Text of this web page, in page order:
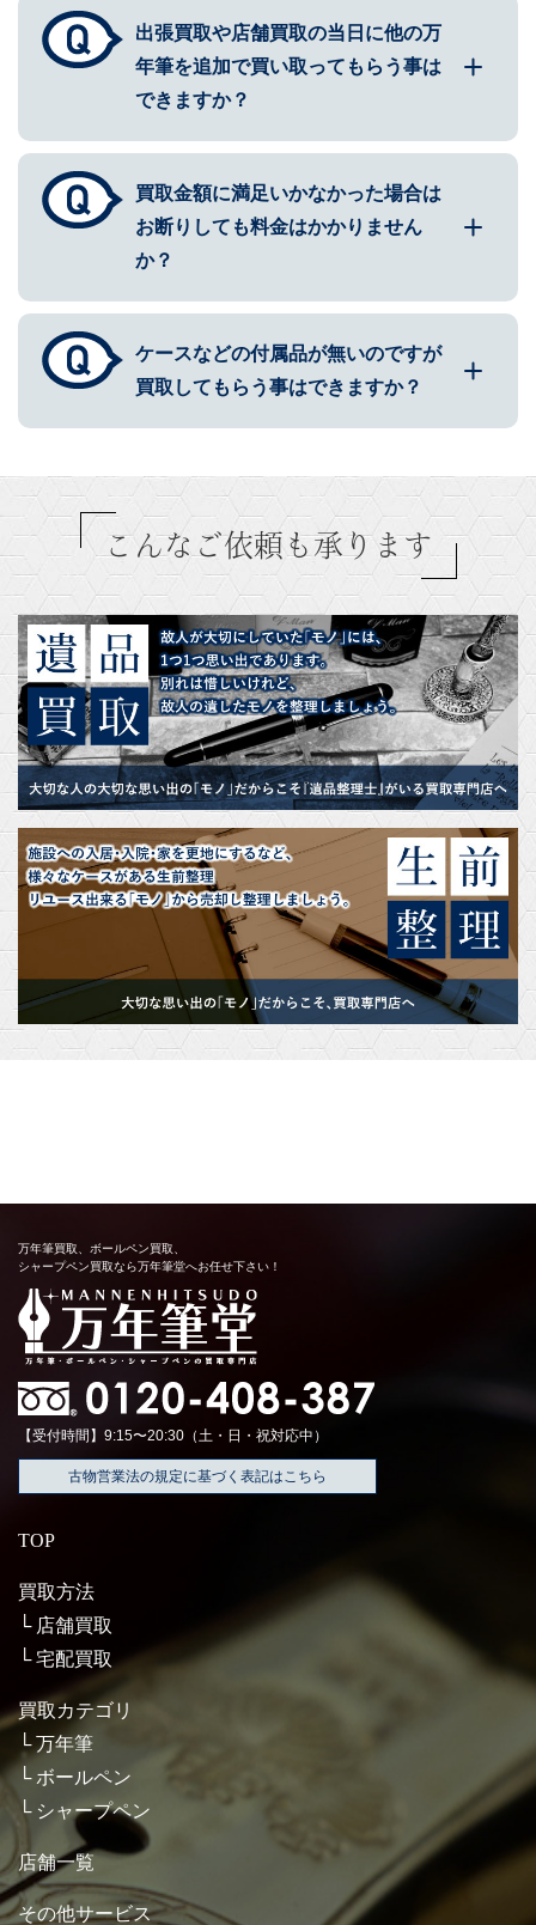
出張買取や店舗買取の当日に他の万
年筆を追加で買い取ってもらう事は
できますか？
買取金額に満足いかなかった場合は
お断りしても料金はかかりません
か？
ケースなどの付属品が無いのですが
買取してもらう事はできますか？
こんなご依頼も承ります
万年筆買取、ボールペン買取、
シャープペン買取なら万年筆堂へお任せ下さい！
【受付時間】9:15〜20:30（土・日・祝対応中）
古物営業法の規定に基づく表記はこちら
TOP
買取方法
店舗買取
宅配買取
買取カテゴリ
万年筆
ボールペン
シャープペン
店舗一覧
その他サービス